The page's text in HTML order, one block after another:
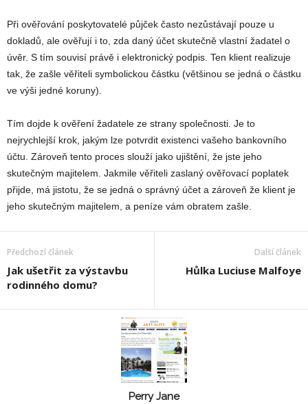
Při ověřování poskytovatelé půjček často nezůstávají pouze u
dokladů, ale ověřují i to, zda daný účet skutečně vlastní žadatel o
úvěr. S tím souvisí právě i elektronický podpis. Ten klient realizuje
tak, že zašle věřiteli symbolickou částku (většinou se jedná o částku
ve výši jedné koruny).
Tím dojde k ověření žadatele ze strany společnosti. Je to
nejrychlejší krok, jakým lze potvrdit existenci vašeho bankovního
účtu. Zároveň tento proces slouží jako ujištění, že jste jeho
skutečným majitelem. Jakmile věřiteli zaslaný ověřovací poplatek
přijde, má jistotu, že se jedná o správný účet a zároveň že klient je
jeho skutečným majitelem, a peníze vám obratem zašle.
Předchozí článek
Jak ušetřit za výstavbu
rodinného domu?
Další článek
Hůlka Luciuse Malfoye
Perry Jane